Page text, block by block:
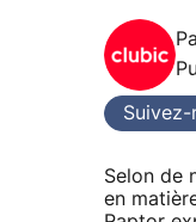
Suivez-
Selon de
en